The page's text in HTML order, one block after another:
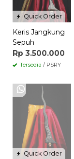
Quick Order
Keris Jangkung
Sepuh
Rp 3.500.000
Tersedia / PSRY
Quick Order